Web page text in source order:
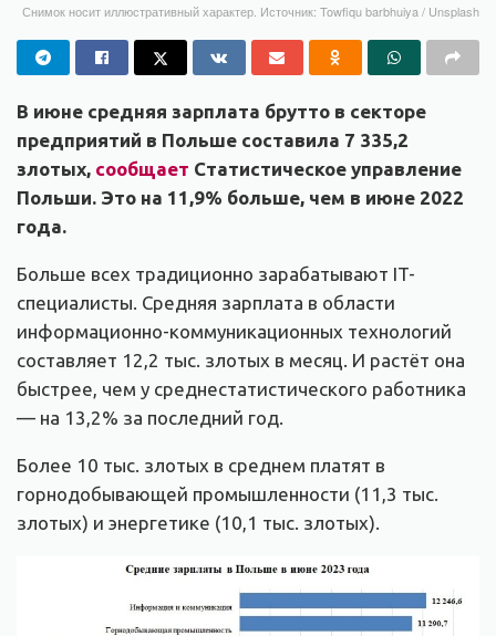
Снимок носит иллюстративный характер. Источник: Towfiqu barbhuiya / Unsplash
В июне средняя зарплата брутто в секторе
предприятий в Польше составила 7 335,2
злотых, сообщает Статистическое управление
Польши. Это на 11,9% больше, чем в июне 2022
года.
Больше всех традиционно зарабатывают IT-
специалисты. Средняя зарплата в области
информационно-коммуникационных технологий
составляет 12,2 тыс. злотых в месяц. И растёт она
быстрее, чем у среднестатистического работника
— на 13,2% за последний год.
Более 10 тыс. злотых в среднем платят в
горнодобывающей промышленности (11,3 тыс.
злотых) и энергетике (10,1 тыс. злотых).